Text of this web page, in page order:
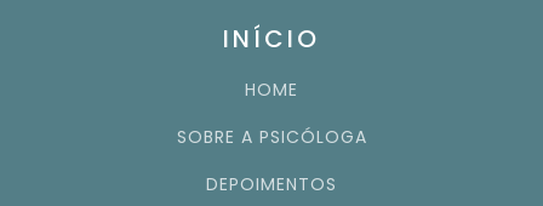
INÍCIO
HOME
SOBRE A PSICÓLOGA
DEPOIMENTOS